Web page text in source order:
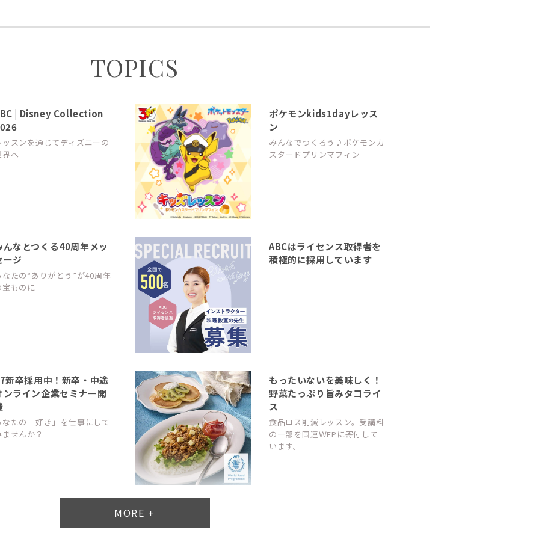
TOPICS
| Disney Collection
ッスンを通じてディズニーの
界へ
ポケモンkids1dayレッス
ン
みんなでつくろう♪ポケモンカ
スタードプリンマフィン
んなとつくる40周年メッ
ージ
なたの“ありがとう”が40周年
宝ものに
ABCはライセンス取得者を
積極的に採用しています
新卒採用中！新卒・中途
ンライン企業セミナー開
なたの「好き」を仕事にして
せんか？
もったいないを美味しく！
野菜たっぷり旨みタコライ
ス
食品ロス削減レッスン。受講料
の一部を国連ＷFPに寄付して
います。
MORE +